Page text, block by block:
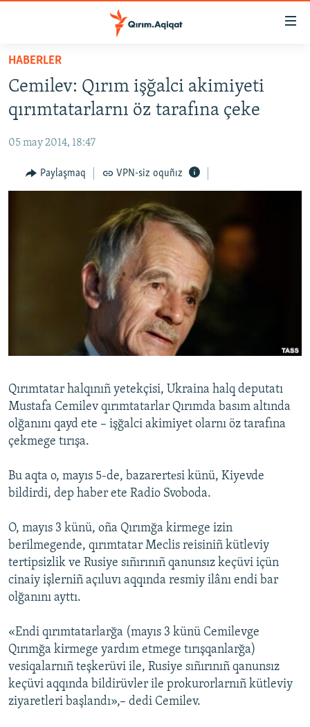
Esas
qaytmaq
Baş
navigatsiyağa
qaytmaq
qaytmaq
HABERLER
İQTİSADİYAT
CEMİYET
MEDENİYET
Українською
QOŞULIÑIZ!
HABERLER
Cemilev: Qırım işğalci akimiyeti
qırımtatarlarnı öz tarafına çeke
05 may 2014, 18:47
Paylaşmaq VPN-siz oquñız
Qırımtatar halqınıñ yetekçisi, Ukraina halq deputatı
Mustafa Cemilev qırımtatarlar Qırımda basım altında
olğanını qayd ete – işğalci akimiyet olarnı öz tarafına
çekmege tırışa.
Bu aqta o, mayıs 5-de, bazarertеsi künü, Kiyevde
bildirdi, dep haber ete Radio Svoboda.
O, mayıs 3 künü, oña Qırımğa kirmege izin
berilmegende, qırımtatar Meclis reisiniñ kütleviy
tertipsizlik ve Rusiye sıñırınıñ qanunsız keçüvi içün
cinaiy işlerniñ açıluvı aqqında resmiy ilânı endi bar
olğanını ayttı.
«Endi qırımtatarlarğa (mayıs 3 künü Cemilevge
Qırımğa kirmege yardım etmege tırışqanlarğa)
vesiqalarnıñ teşkerüvi ile, Rusiye sıñırınıñ qanunsız
keçüvi aqqında bildirüvler ile prokurorlarnıñ kütleviy
ziyaretleri başlandı»,– dedi Cemilev.